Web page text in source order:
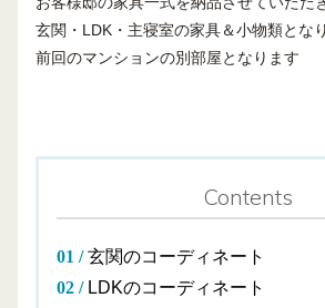
玄関・LDK・主寝室の家具＆小物類とな
前回のマンションの別部屋となります
Contents
玄関のコーディネート
LDKのコーディネート